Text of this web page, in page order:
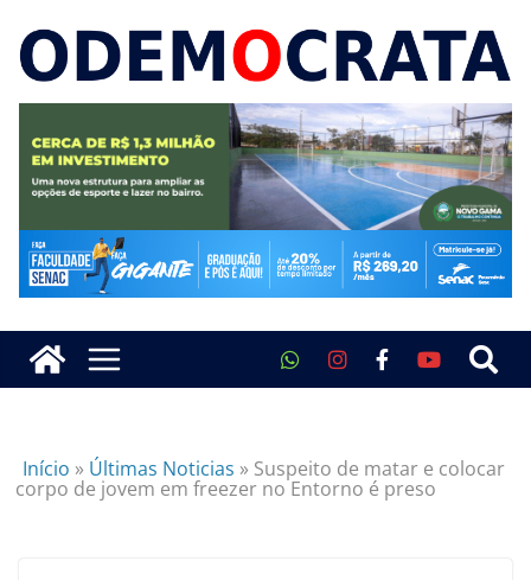
Início » Últimas Noticias » Suspeito de matar e colocar
corpo de jovem em freezer no Entorno é preso